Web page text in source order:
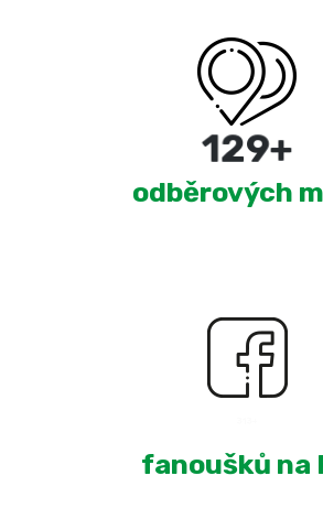
220+
odběrových
fanoušků na